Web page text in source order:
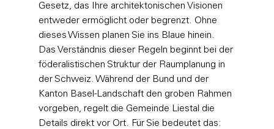
Gesetz, das Ihre architektonischen Visionen
entweder ermöglicht oder begrenzt. Ohne
dieses Wissen planen Sie ins Blaue hinein.
Das Verständnis dieser Regeln beginnt bei der
föderalistischen Struktur der Raumplanung in
der Schweiz. Während der Bund und der
Kanton Basel-Landschaft den groben Rahmen
vorgeben, regelt die Gemeinde Liestal die
Details direkt vor Ort. Für Sie bedeutet das: